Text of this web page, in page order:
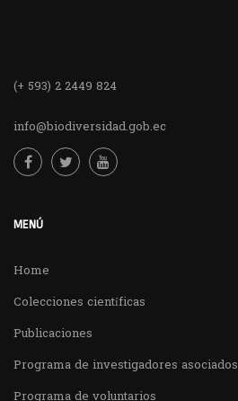
(+ 593) 2 2449 824
info@biodiversidad.gob.ec
MENÚ
Home
Colecciones científicas
Publicaciones
Programa de investigadores asociados
Programa de voluntarios